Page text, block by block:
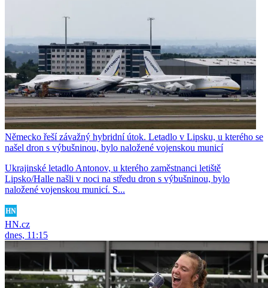
Německo řeší závažný hybridní útok. Letadlo v Lipsku, u kterého se
našel dron s výbušninou, bylo naložené vojenskou municí
Ukrajinské letadlo Antonov, u kterého zaměstnanci letiště
Lipsko/Halle našli v noci na středu dron s výbušninou, bylo
naložené vojenskou municí. S...
HN.cz
dnes, 11:15